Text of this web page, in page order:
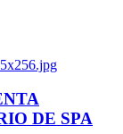
DE SPA